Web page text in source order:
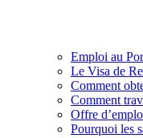
Emploi au
Le Visa de
Comment
Comment
Offre
Pourquoi les